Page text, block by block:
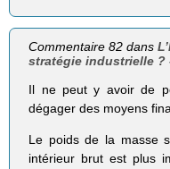
Commentaire 82 dans
stratégie industrielle ?
Il ne peut y avoir de
dégager des moyens
Le poids de la masse
intérieur brut est plus